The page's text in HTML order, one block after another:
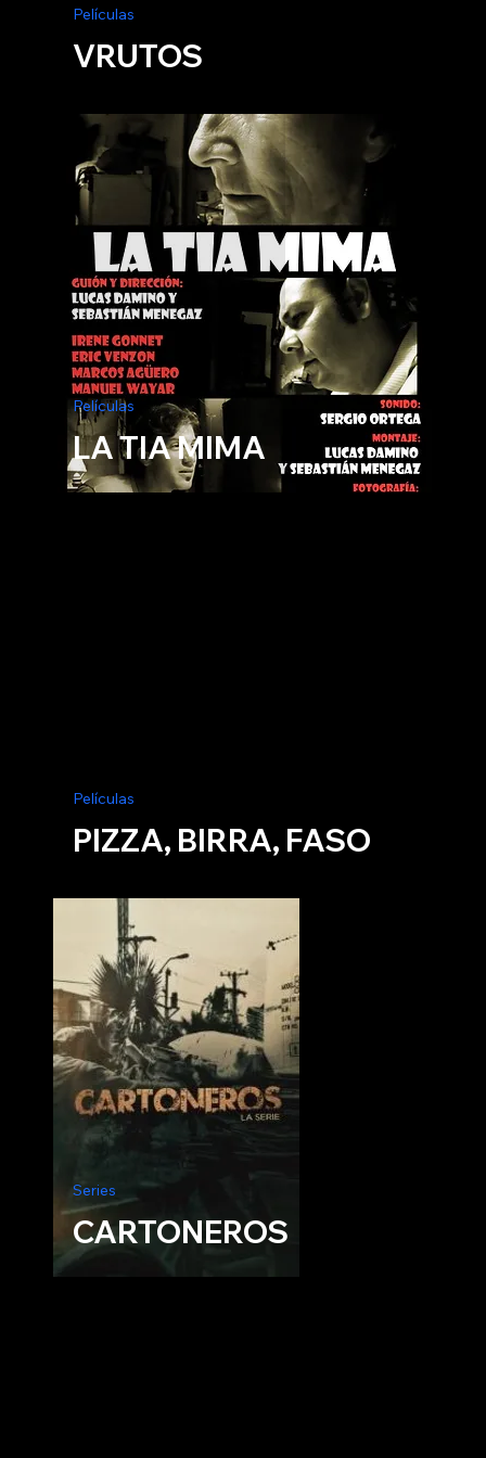
VRUTOS
Películas
LA TIA MIMA
Películas
PIZZA, BIRRA, FASO
Películas
CARTONEROS
Series